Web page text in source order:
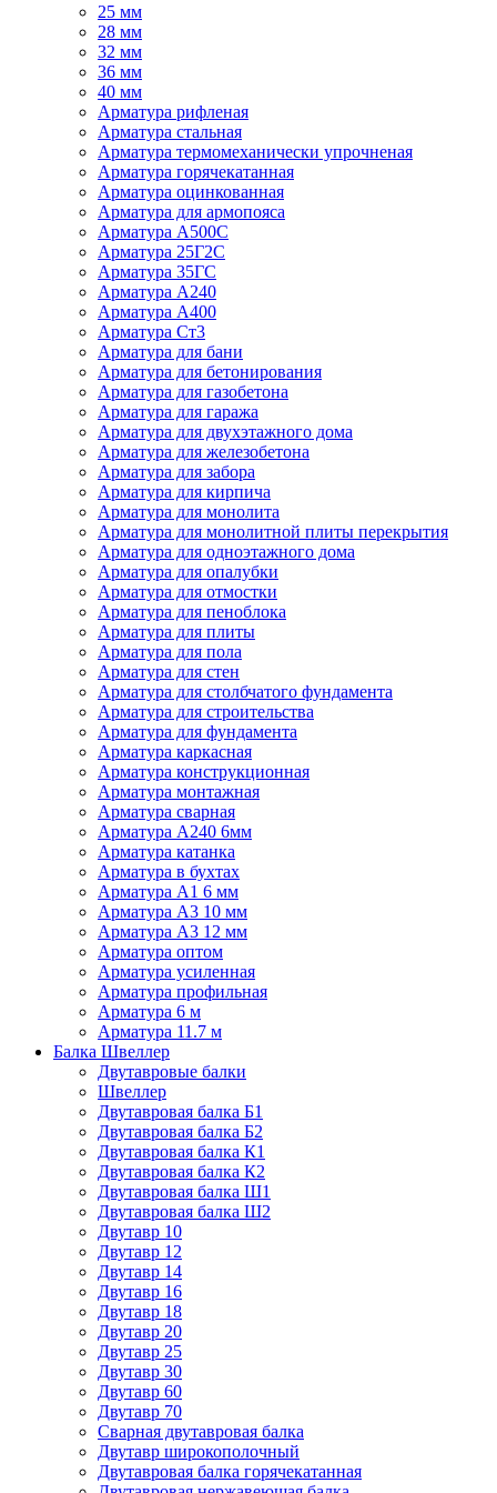
25 мм
28 мм
32 мм
36 мм
40 мм
Арматура рифленая
Арматура стальная
Арматура термомеханически упрочненая
Арматура горячекатанная
Арматура оцинкованная
Арматура для армопояса
Арматура A500С
Арматура 25Г2С
Арматура 35ГС
Арматура А240
Арматура А400
Арматура Ст3
Арматура для бани
Арматура для бетонирования
Арматура для газобетона
Арматура для гаража
Арматура для двухэтажного дома
Арматура для железобетона
Арматура для забора
Арматура для кирпича
Арматура для монолита
Арматура для монолитной плиты перекрытия
Арматура для одноэтажного дома
Арматура для опалубки
Арматура для отмостки
Арматура для пеноблока
Арматура для плиты
Арматура для пола
Арматура для стен
Арматура для столбчатого фундамента
Арматура для строительства
Арматура для фундамента
Арматура каркасная
Арматура конструкционная
Арматура монтажная
Арматура сварная
Арматура А240 6мм
Арматура катанка
Арматура в бухтах
Арматура А1 6 мм
Арматура А3 10 мм
Арматура А3 12 мм
Арматура оптом
Арматура усиленная
Арматура профильная
Арматура 6 м
Арматура 11.7 м
Балка Швеллер
Двутавровые балки
Швеллер
Двутавровая балка Б1
Двутавровая балка Б2
Двутавровая балка К1
Двутавровая балка К2
Двутавровая балка Ш1
Двутавровая балка Ш2
Двутавр 10
Двутавр 12
Двутавр 14
Двутавр 16
Двутавр 18
Двутавр 20
Двутавр 25
Двутавр 30
Двутавр 60
Двутавр 70
Сварная двутавровая балка
Двутавр широкополочный
Двутавровая балка горячекатанная